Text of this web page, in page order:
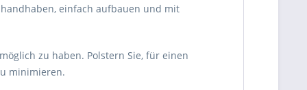
einfach aufbauen und mit
zu haben. Polstern Sie, für einen
minimieren.